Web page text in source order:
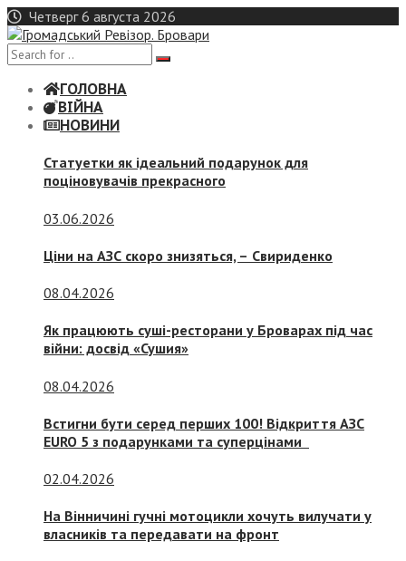
Skip
to
content
Четверг 6 августа 2026
ГОЛОВНА
ВІЙНА
НОВИНИ
Статуетки як ідеальний подарунок для
поціновувачів прекрасного
03.06.2026
Ціни на АЗС скоро знизяться, – Свириденко
08.04.2026
Як працюють суші-ресторани у Броварах під час
війни: досвід «Сушия»
08.04.2026
Встигни бути серед перших 100! Відкриття АЗС
EURO 5 з подарунками та суперцінами
02.04.2026
На Вінничині гучні мотоцикли хочуть вилучати у
власників та передавати на фронт